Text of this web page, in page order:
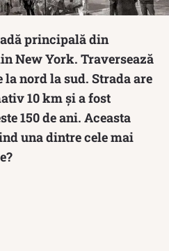
principală din
New York. Traversează
nord la sud. Strada are
10 km și a fost
150 de ani. Aceasta
una dintre cele mai